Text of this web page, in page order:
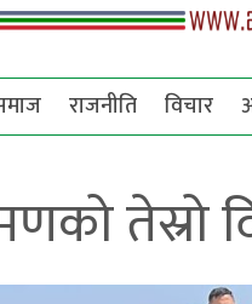
राजनीति विचार
तेस्रो